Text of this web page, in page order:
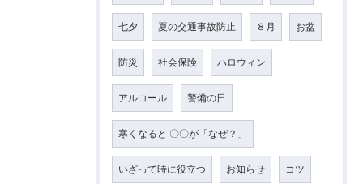
七夕 夏の交通事故防止 ８月 お盆
防災 社会保険 ハロウィン
アルコール 警備の日
寒くなると 〇〇が「なぜ？」
いざって時に役立つ お知らせ コツ